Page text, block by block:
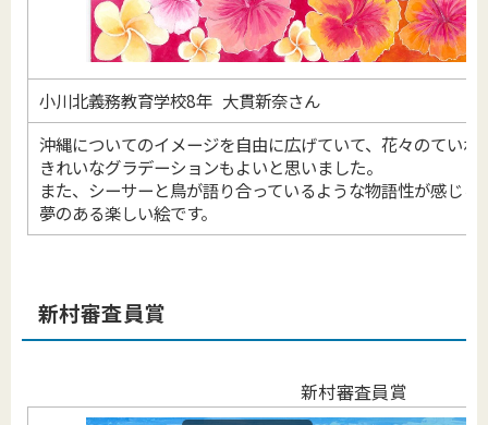
小川北義務教育学校8年 大貫新奈さん
沖縄についてのイメージを自由に広げていて、花々のていね
きれいなグラデーションもよいと思いました。
また、シーサーと鳥が語り合っているような物語性が感じら
夢のある楽しい絵です。
新村審査員賞
新村審査員賞